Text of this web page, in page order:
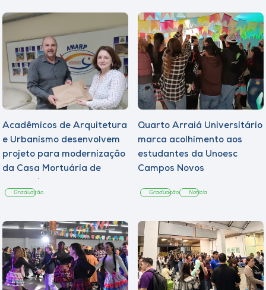
Acadêmicos de Arquitetura
e Urbanismo desenvolvem
projeto para modernização
da Casa Mortuária de
Graduação
Quarto Arraiá Universitário
marca acolhimento aos
estudantes da Unoesc
Campos Novos
Graduação Notícia